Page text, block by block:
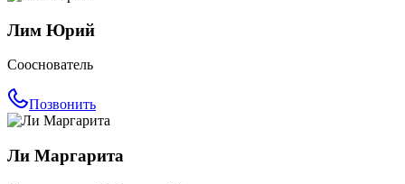
Лим Юрий
Сооснователь
Позвонить
Ли Маргарита